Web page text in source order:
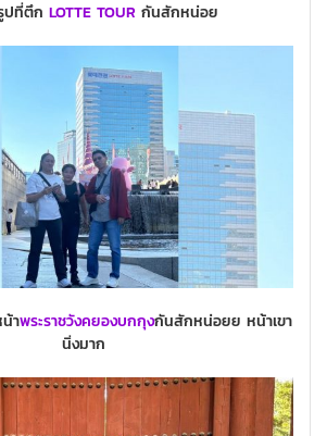
ปที่ตึก LOTTE TOUR กันสักหน่อย
าพระราชวังคยองบกกุงกันสักหน่อยย หน้าเขา
นิ่งมาก